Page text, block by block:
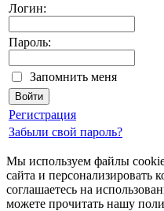
Логин:
Пароль:
Запомнить меня
Регистрация
Забыли свой пароль?
Мы используем файлы
сайта и персонализировать
соглашаетесь на
можете прочитать нашу